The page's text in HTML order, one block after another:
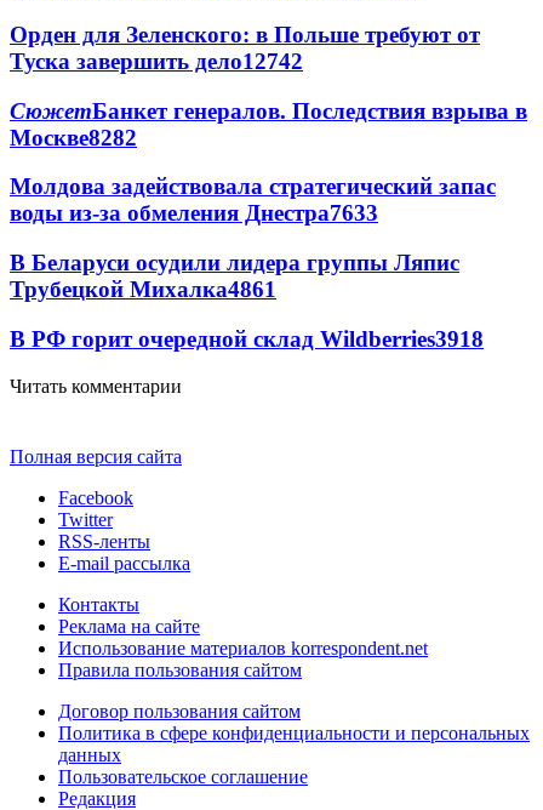
Орден для Зеленского: в Польше требуют от
Туска завершить дело12742
СюжетБанкет генералов. Последствия взрыва в
Москве8282
Молдова задействовала стратегический запас
воды из-за обмеления Днестра7633
В Беларуси осудили лидера группы Ляпис
Трубецкой Михалка4861
В РФ горит очередной склад Wildberries3918
Читать комментарии
Полная версия сайта
Facebook
Twitter
RSS-ленты
E-mail рассылка
Контакты
Реклама на сайте
Использование материалов korrespondent.net
Правила пользования сайтом
Договор пользования сайтом
Политика в сфере конфиденциальности и персональных
данных
Пользовательское соглашение
Редакция